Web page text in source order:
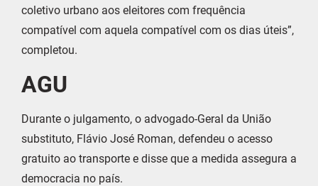
coletivo urbano aos eleitores com frequência
compatível com aquela compatível com os dias úteis”,
completou.
AGU
Durante o julgamento, o advogado-Geral da União
substituto, Flávio José Roman, defendeu o acesso
gratuito ao transporte e disse que a medida assegura a
democracia no país.